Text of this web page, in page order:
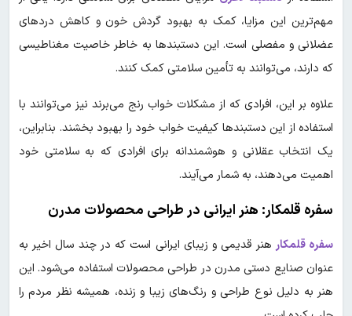
مهم‌ترین این مزایا، کمک به بهبود گردش خون و کاهش دردهای
عضلانی و مفصلی است. این دستبندها به خاطر خاصیت مغناطیسی
که دارند، می‌توانند به تأمین سلامتی کمک کنند.
علاوه بر این، افرادی که از مشکلات خواب رنج می‌برند نیز می‌توانند با
استفاده از این دستبندها کیفیت خواب خود را بهبود بخشند. بنابراین،
یک انتخاب عقلانی و هوشمندانه برای افرادی که به سلامتی خود
اهمیت می‌دهند، به شمار می‌آیند.
سفره قلمکار: هنر ایرانی در طراحی محصولات مدرن
سفره قلمکارهنر قدیمی و زیبای ایرانی است که در چند سال اخیر به
عنوان صنایع دستی مدرن در طراحی محصولات استفاده می‌شود. این
هنر به دلیل نوع طراحی و رنگ‌های زیبا و زنده، همیشه نظر مردم را